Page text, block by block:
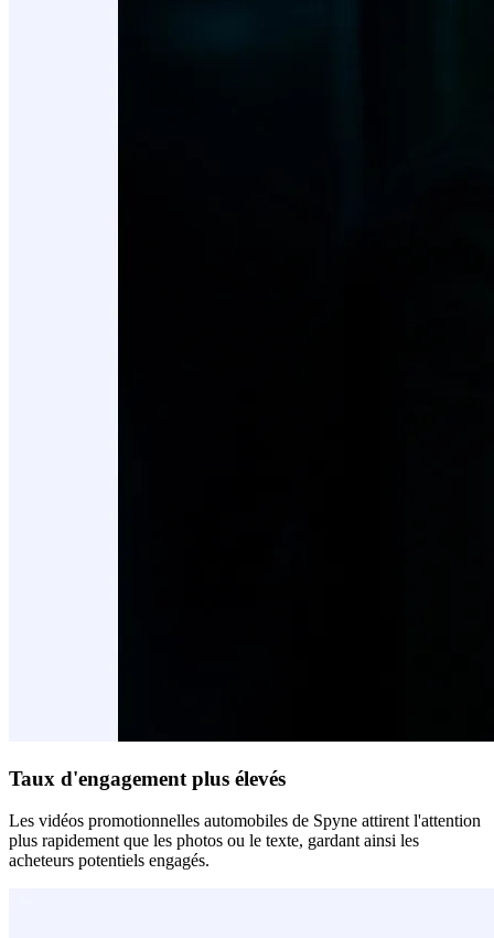
Taux d'engagement plus élevés
Les vidéos promotionnelles automobiles de Spyne attirent l'attention
plus rapidement que les photos ou le texte, gardant ainsi les
acheteurs potentiels engagés.